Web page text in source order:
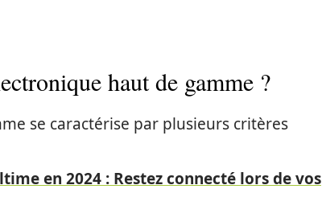
haut de gamme ?
se caractérise par plusieurs critères
en 2024 : Restez connecté lors de vos